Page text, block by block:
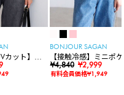
カット】シ
パートップ
BONJOUR SAGAN
【接触冷感】ミニポ
袖ニットカーディガン
¥4,840 ¥2,999
有料会員価格¥1,949